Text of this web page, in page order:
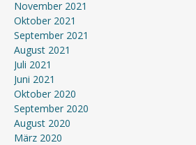
November 2021
Oktober 2021
September 2021
August 2021
Juli 2021
Juni 2021
Oktober 2020
September 2020
August 2020
März 2020